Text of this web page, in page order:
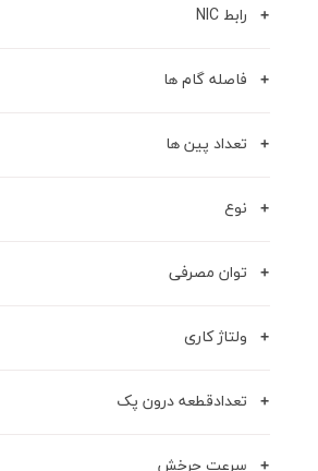
رابط NIC
فاصله گام ها
تعداد پین ها
نوع
توان مصرفی
ولتاژ کاری
تعدادقطعه درون پک
سرعت چرخش